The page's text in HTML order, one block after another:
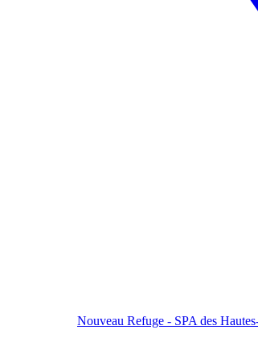
Nouveau Refuge - SPA des